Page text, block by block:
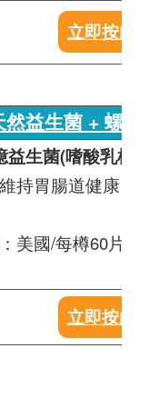
立即按此
益生菌 + 螺旋
益生菌(嗜酸乳桿
持胃腸道健康，
美國/每樽60片
立即按此